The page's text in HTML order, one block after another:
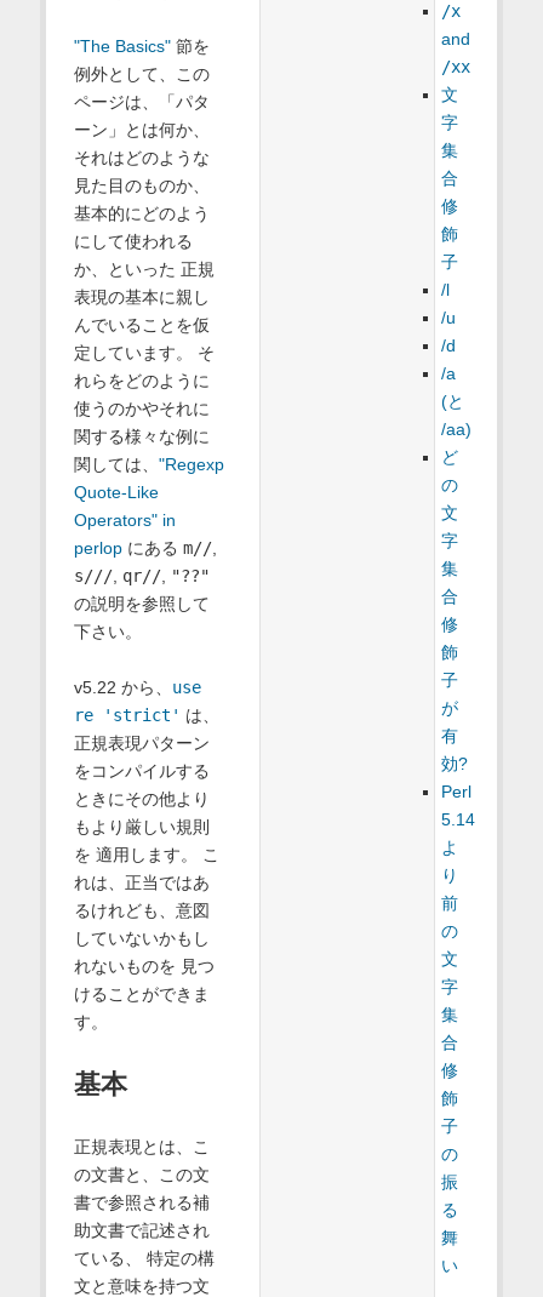
/x
and
/xx
文
字
集
合
修
飾
子
/l
/u
/d
/a
(と
/aa)
ど
の
文
字
集
合
修
飾
子
が
有
効?
Perl
5.14
よ
り
前
の
文
字
集
合
修
飾
子
の
振
る
舞
い
"The Basics"節を
例外として、この
ページは、「パタ
ーン」とは何か、
それはどのような
見た目のものか、
基本的にどのよう
にして使われる
か、といった 正規
表現の基本に親し
んでいることを仮
定しています。 そ
れらをどのように
使うのかやそれに
関する様々な例に
関しては、 "Regexp
Quote-Like
Operators" in
perlopにある m//,
s///, qr//,
"??"
の説明を参照して
下さい。
v5.22 から、 use
re 'strict' は、
正規表現パターン
をコンパイルする
ときにその他より
もより厳しい規則
を 適用します。 こ
れは、正当ではあ
るけれども、意図
していないかもし
れないものを 見つ
けることができま
す。
基本
正規表現とは、こ
の文書と、この文
書で参照される補
助文書で記述され
ている、 特定の構
文と意味を持つ文